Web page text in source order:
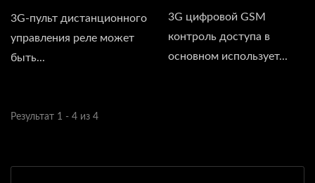
3G-пульт дистанционного
управления реле может
быть...
3G цифровой GSM
контроль доступа в
основном использует...
Результат 1 - 4 из 4